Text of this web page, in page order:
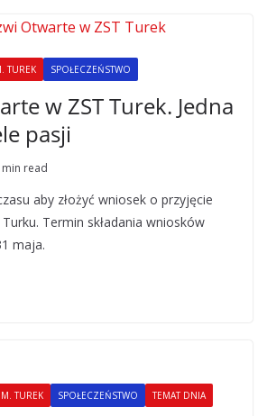
TUREK SPOŁECZEŃSTWO
w ZST Turek. Jedna
pasji
min read
aby złożyć wniosek o przyjęcie
Termin składania wniosków
maja.
TUREK SPOŁECZEŃSTWO TEMAT DNIA